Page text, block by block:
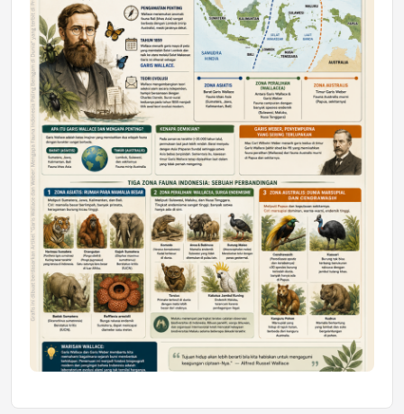
Astra Motor Kalimantan Timur 2 Dukung
Mahasiswa Samarinda dalam Astra
Honda SDGs Future Leaders 2026
Jumat, 10 Jul 2026 19:01